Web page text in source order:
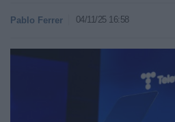
Pablo Ferrer 04/11/25 16:58